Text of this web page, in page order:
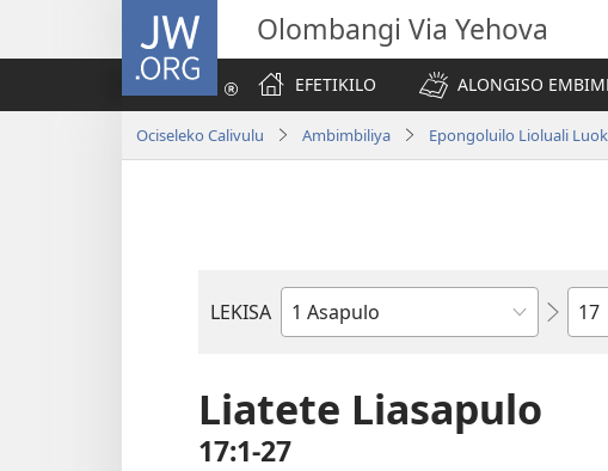
JW.ORG Olombangi Via Yehova
EFETIKILO
ALONGISO
Ociseleko Calivulu Ambimbiliya Epongoluilo Lioluali
LEKISA
Elivulu
Liatete Liasapulo
17:1-27